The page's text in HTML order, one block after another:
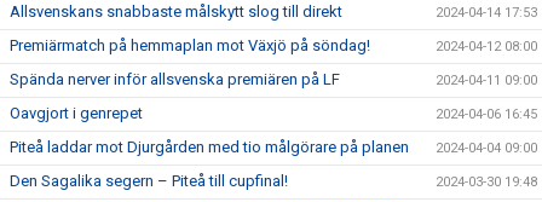
Allsvenskans snabbaste målskytt slog till direkt 2024-04-14 17:53
Premiärmatch på hemmaplan mot Växjö på söndag! 2024-04-12 08:00
Spända nerver inför allsvenska premiären på LF 2024-04-11 09:00
Oavgjort i genrepet 2024-04-06 16:45
Piteå laddar mot Djurgården med tio målgörare på planen 2024-04-04 09:00
Den Sagalika segern – Piteå till cupfinal! 2024-03-30 19:48